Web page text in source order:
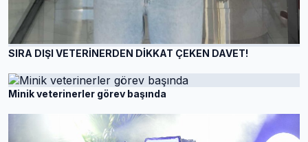
SIRA DIŞI VETERİNERDEN DİKKAT ÇEKEN DAVET!
Minik veterinerler görev başında